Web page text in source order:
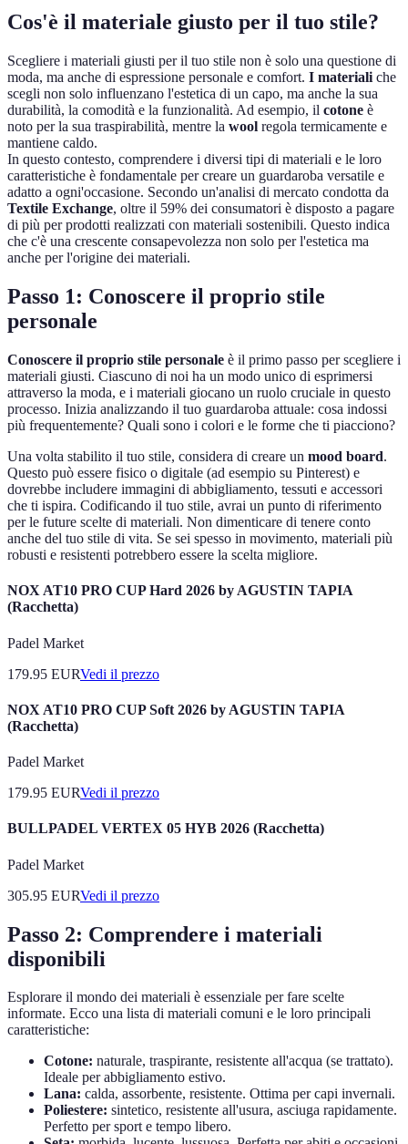
Cos'è il materiale giusto per il tuo stile?
Scegliere i materiali giusti per il tuo stile non è solo una questione di
moda, ma anche di espressione personale e comfort. I materiali che
scegli non solo influenzano l'estetica di un capo, ma anche la sua
durabilità, la comodità e la funzionalità. Ad esempio, il cotone è
noto per la sua traspirabilità, mentre la wool regola termicamente e
mantiene caldo.
In questo contesto, comprendere i diversi tipi di materiali e le loro
caratteristiche è fondamentale per creare un guardaroba versatile e
adatto a ogni'occasione. Secondo un'analisi di mercato condotta da
Textile Exchange, oltre il 59% dei consumatori è disposto a pagare
di più per prodotti realizzati con materiali sostenibili. Questo indica
che c'è una crescente consapevolezza non solo per l'estetica ma
anche per l'origine dei materiali.
Passo 1: Conoscere il proprio stile
personale
Conoscere il proprio stile personale è il primo passo per scegliere i
materiali giusti. Ciascuno di noi ha un modo unico di esprimersi
attraverso la moda, e i materiali giocano un ruolo cruciale in questo
processo. Inizia analizzando il tuo guardaroba attuale: cosa indossi
più frequentemente? Quali sono i colori e le forme che ti piacciono?
Una volta stabilito il tuo stile, considera di creare un mood board.
Questo può essere fisico o digitale (ad esempio su Pinterest) e
dovrebbe includere immagini di abbigliamento, tessuti e accessori
che ti ispira. Codificando il tuo stile, avrai un punto di riferimento
per le future scelte di materiali. Non dimenticare di tenere conto
anche del tuo stile di vita. Se sei spesso in movimento, materiali più
robusti e resistenti potrebbero essere la scelta migliore.
NOX AT10 PRO CUP Hard 2026 by AGUSTIN TAPIA
(Racchetta)
Padel Market
179.95 EURVedi il prezzo
NOX AT10 PRO CUP Soft 2026 by AGUSTIN TAPIA
(Racchetta)
Padel Market
179.95 EURVedi il prezzo
BULLPADEL VERTEX 05 HYB 2026 (Racchetta)
Padel Market
305.95 EURVedi il prezzo
Passo 2: Comprendere i materiali
disponibili
Esplorare il mondo dei materiali è essenziale per fare scelte
informate. Ecco una lista di materiali comuni e le loro principali
caratteristiche:
Cotone: naturale, traspirante, resistente all'acqua (se trattato).
Ideale per abbigliamento estivo.
Lana: calda, assorbente, resistente. Ottima per capi invernali.
Poliestere: sintetico, resistente all'usura, asciuga rapidamente.
Perfetto per sport e tempo libero.